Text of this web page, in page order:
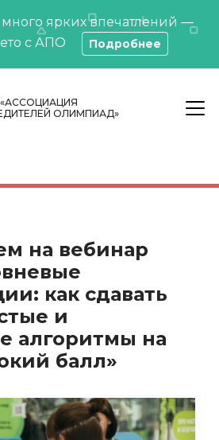
ярких впечатлений —
с АПО
Подробнее
ОЛИМПИАД»
на вебинар
как сдавать
и
алгоритмы на
балл»